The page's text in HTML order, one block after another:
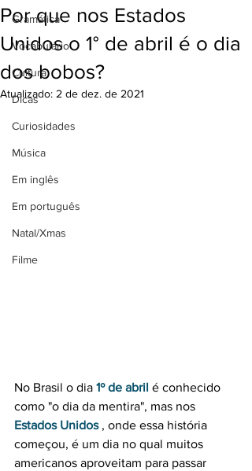
Gramática
Vocabulário
Cultura
Dicas
Curiosidades
Música
Em inglês
Em português
Natal/Xmas
Filme
Por que nos Estados
Unidos o 1° de abril é o dia
dos bobos?
Atualizado: 2 de dez. de 2021
No Brasil o dia 1º de abril é conhecido
como "o dia da mentira", mas nos
Estados Unidos , onde essa história
começou, é um dia no qual muitos
americanos aproveitam para passar